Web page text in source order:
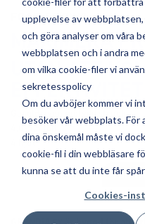
upplevelse av
och göra analyser om våra
webbplatsen och i andra
om vilka cookie-filer vi
sekretesspolicy
Om du avböjer kommer vi
besöker vår webbplats.
dina önskemål måste vi
cookie-fil i din webbläsare
kunna se att du inte får
Cookies-
FG40-55(C)N3-serien
MAXIMERA
UTAN ATT
4 hjul
ÖVERSIKT